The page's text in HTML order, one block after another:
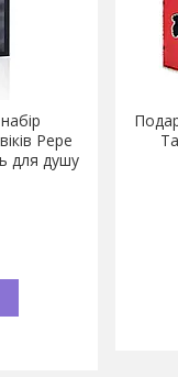
Pepe
для душу